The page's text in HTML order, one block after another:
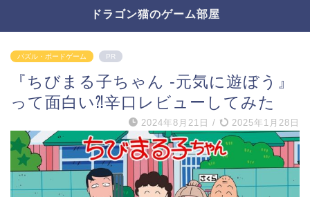
ドラゴン猫のゲーム部屋
パズル・ボードゲーム PR
『ちびまる子ちゃん -元気に遊ぼう』
って面白い⁈辛口レビューしてみた
2024年8月21日 / 2025年1月28日